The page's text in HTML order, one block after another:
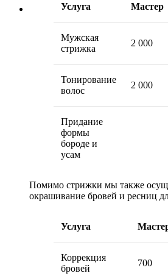
Услуга Мастер
Мужская
стрижка
2 000
Тонирование
волос
2 000
Придание
формы
бороде и
усам
Помимо стрижки мы также
окрашивание бровей и ресниц
Услуга
Коррекция
бровей
700